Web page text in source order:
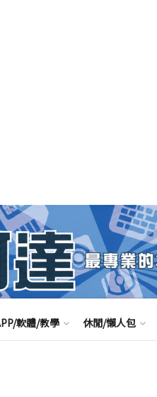
軟體/教學 休閒/懶人包